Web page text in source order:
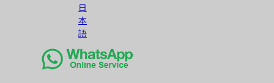
日
本
語